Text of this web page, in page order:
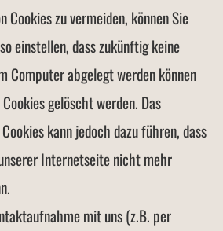
Cookies zu vermeiden, können Sie
einstellen, dass zukünftig keine
Computer abgelegt werden können
gelöscht werden. Das
kann jedoch dazu führen, dass
Internetseite nicht mehr
mit uns (z.B. per